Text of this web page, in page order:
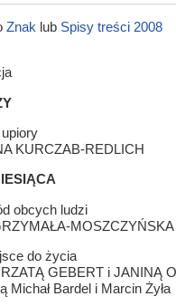
Znak lub Spisy treści 2008
KURCZAB-REDLICH
obcych ludzi
MOSZCZYŃSKA
do życia
GEBERT i JANINĄ
Michał Bardel i Marcin Żyła